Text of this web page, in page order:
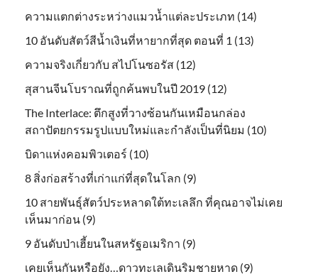
ความแตกต่างระหว่างแมวน้ำแต่ละประเภท (14)
10 อันดับสัตว์สีน้ำเงินที่หายากที่สุด ตอนที่ 1 (13)
ความจริงเกี่ยวกับ สไปโนซอรัส (12)
สุสานจีนโบราณที่ถูกค้นพบในปี 2019 (12)
The Interlace: ตึกสูงที่วางซ้อนกันเหมือนกล่อง
สถาปัตยกรรมรูปแบบใหม่และกำลังเป็นที่นิยม (10)
บิดาแห่งคอมพิวเตอร์ (10)
8 สิ่งก่อสร้างที่เก่าแก่ที่สุดในโลก (9)
10 สายพันธุ์สัตว์ประหลาดใต้ทะเลลึก ที่คุณอาจไม่เคย
เห็นมาก่อน (9)
9 อันดับป่าเฮี้ยนในสหรัฐอเมริกา (9)
เคยเห็นกันหรือยัง…ดาวทะเลเดินริมชายหาด (9)